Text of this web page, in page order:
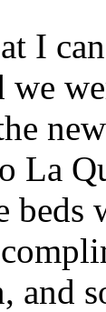
I
we
La
beds
and